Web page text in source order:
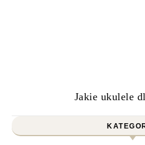
Jakie ukulele